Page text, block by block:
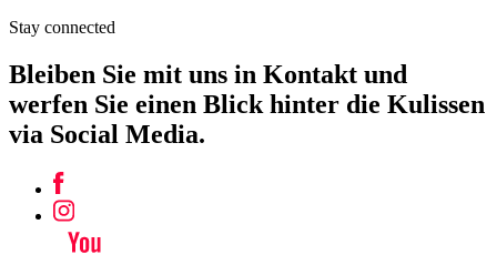
Stay connected
Bleiben Sie mit uns in Kontakt und
werfen Sie einen Blick hinter die Kulissen
via Social Media.